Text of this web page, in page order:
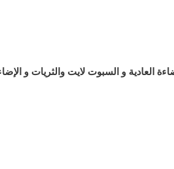
و السبوت لايت والثريات و